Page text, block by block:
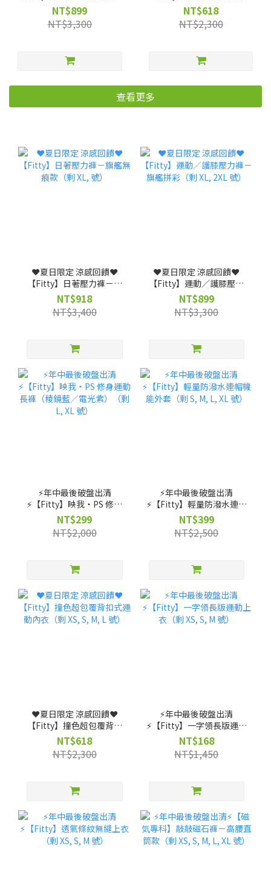
－旗艦拼彩（剩 XL, 2XL 號）
NT$899
NT$3,300
運動內衣（剩 XS, S, M, L
號）
NT$618
NT$2,300
查看更多
❤️夏日限定 涼感回饋❤️
【Fitty】日著壓力褲－旗
艦無痕款（剩 XL, 號）
NT$918
NT$3,400
❤️夏日限定 涼感回饋❤️
【Fitty】運動／護膝壓力
褲－旗艦拼彩（剩 XL, 2XL
號）
NT$899
NT$3,300
⚡️年中最後破盤出清
⚡️【Fitty】映我・PS 修身
運動長褲（稜鏡藍／電光
紫）（剩 L, XL 號）
NT$299
NT$2,000
⚡️年中最後破盤出清
⚡️【Fitty】輕量防潑水連帽
機能外套（剩 S, M, L, XL
號）
NT$399
NT$2,500
❤️夏日限定 涼感回饋❤️
【Fitty】撞色超包覆背扣
式運動內衣（剩 XS, S, M, L
號）
NT$618
NT$2,300
⚡️年中最後破盤出清
⚡️【Fitty】一字領長版運動
上衣（剩 XS, S, M 號）
NT$168
NT$1,450